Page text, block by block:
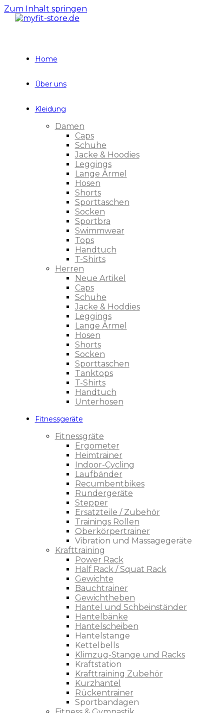
Zum Inhalt springen
Home
Über uns
Kleidung
Damen
Caps
Schuhe
Jacke & Hoodies
Leggings
Lange Ärmel
Hosen
Shorts
Sporttaschen
Socken
Sportbra
Swimmwear
Tops
Handtuch
T-Shirts
Herren
Neue Artikel
Caps
Schuhe
Jacke & Hoddies
Leggings
Lange Ärmel
Hosen
Shorts
Socken
Sporttaschen
Tanktops
T-Shirts
Handtuch
Unterhosen
Fitnessgeräte
Fitnessgräte
Ergometer
Heimtrainer
Indoor-Cycling
Laufbänder
Recumbentbikes
Rundergeräte
Stepper
Ersatzteile / Zubehör
Trainings Rollen
Oberkörpertrainer
Vibration und Massagegeräte
Krafttraining
Power Rack
Half Rack / Squat Rack
Gewichte
Bauchtrainer
Gewichtheben
Hantel und Schbeinständer
Hantelbänke
Hantelscheiben
Hantelstange
Kettelbells
Klimzug-Stange und Racks
Kraftstation
Krafttraining Zubehör
Kurzhantel
Rückentrainer
Sportbandagen